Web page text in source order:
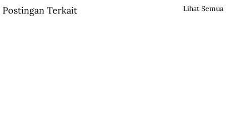
Postingan Terkait Lihat Semua